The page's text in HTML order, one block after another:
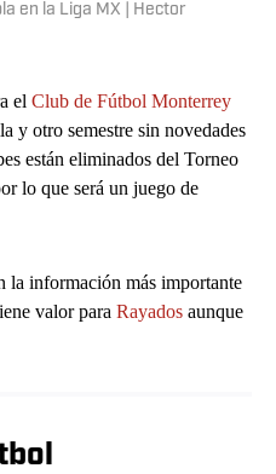
en la Liga MX | Hector
el Club de Fútbol Monterrey
y otro semestre sin novedades
están eliminados del Torneo
lo que será un juego de
la información más importante
valor para Rayados aunque